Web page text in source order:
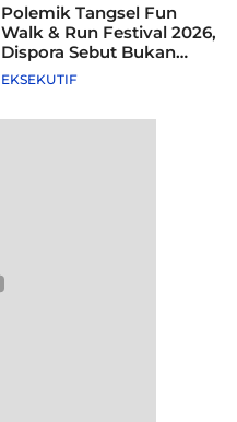
Polemik Tangsel Fun
Walk & Run Festival 2026,
Dispora Sebut Bukan
Agenda Pemkot
EKSEKUTIF